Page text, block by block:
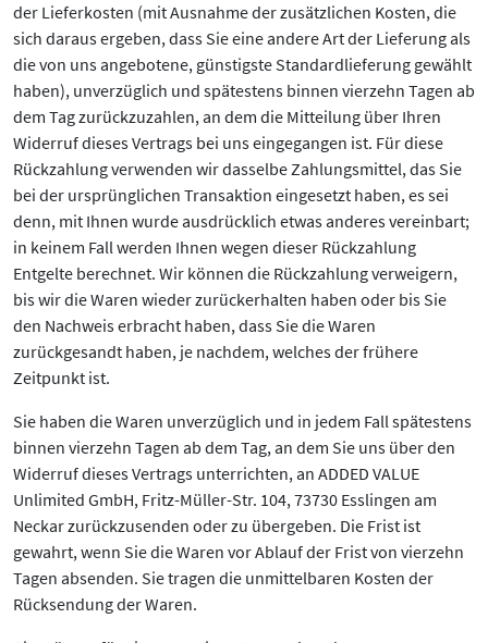
der Lieferkosten (mit Ausnahme der zusätzlichen Kosten, die
sich daraus ergeben, dass Sie eine andere Art der Lieferung als
die von uns angebotene, günstigste Standardlieferung gewählt
haben), unverzüglich und spätestens binnen vierzehn Tagen ab
dem Tag zurückzuzahlen, an dem die Mitteilung über Ihren
Widerruf dieses Vertrags bei uns eingegangen ist. Für diese
Rückzahlung verwenden wir dasselbe Zahlungsmittel, das Sie
bei der ursprünglichen Transaktion eingesetzt haben, es sei
denn, mit Ihnen wurde ausdrücklich etwas anderes vereinbart;
in keinem Fall werden Ihnen wegen dieser Rückzahlung
Entgelte berechnet. Wir können die Rückzahlung verweigern,
bis wir die Waren wieder zurückerhalten haben oder bis Sie
den Nachweis erbracht haben, dass Sie die Waren
zurückgesandt haben, je nachdem, welches der frühere
Zeitpunkt ist.
Sie haben die Waren unverzüglich und in jedem Fall spätestens
binnen vierzehn Tagen ab dem Tag, an dem Sie uns über den
Widerruf dieses Vertrags unterrichten, an ADDED VALUE
Unlimited GmbH, Fritz-Müller-Str. 104, 73730 Esslingen am
Neckar zurückzusenden oder zu übergeben. Die Frist ist
gewahrt, wenn Sie die Waren vor Ablauf der Frist von vierzehn
Tagen absenden. Sie tragen die unmittelbaren Kosten der
Rücksendung der Waren.